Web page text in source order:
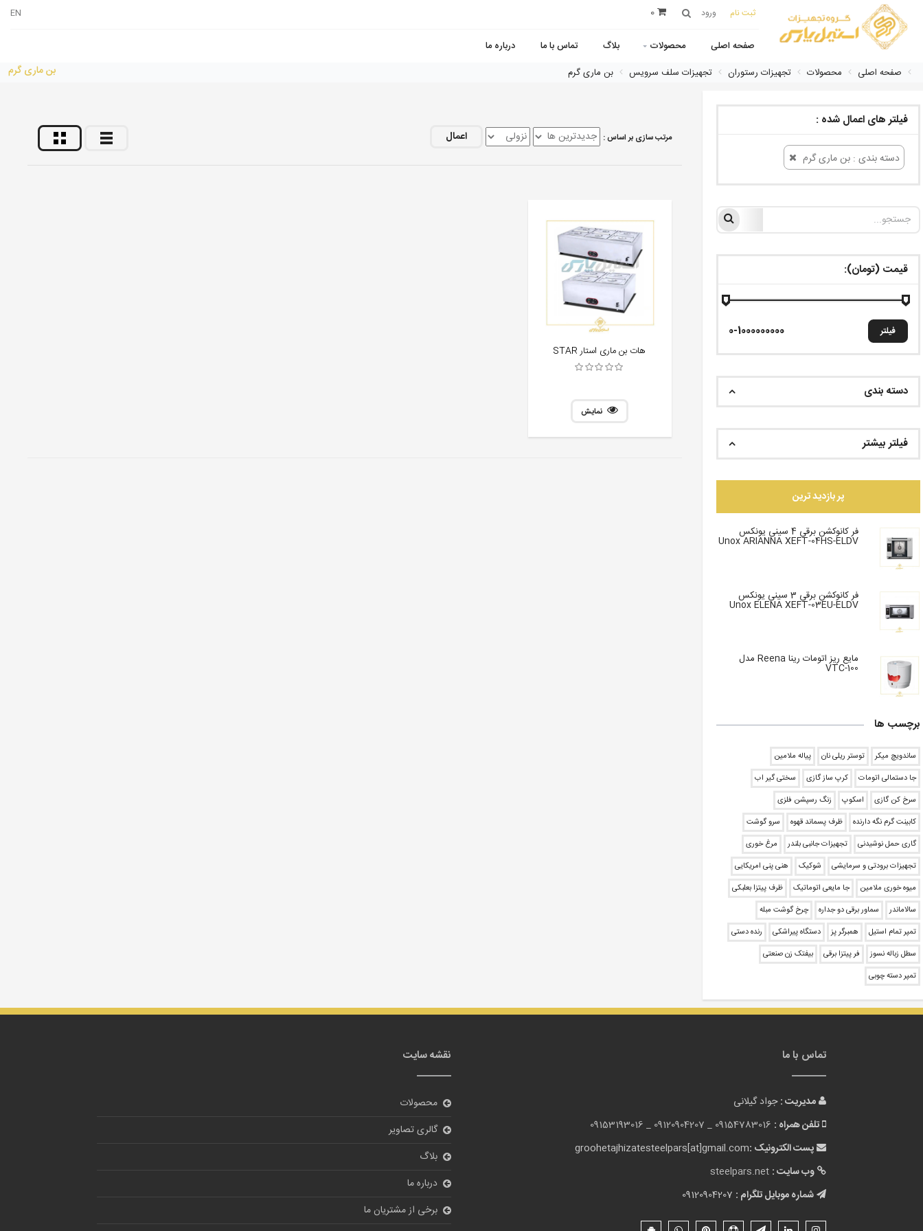
ثبت نام ورود 0
EN
صفحه اصلی محصولات بلاگ تماس با ما
درباره ما
صفحه اصلی
محصولات تجهیزات رستوران تجهیزات سلف سرویس بن ماری گرم بن ماری گرم
فیلتر های اعمال شده :
دسته بندی : بن ماری گرم
قیمت (تومان):
فیلتر
دسته بندی
فیلتر بیشتر
پر بازدید ترین
فر کانوکشن برقی 4 سینی یونکس
Unox ARIANNA XEFT-04HS-ELDV
فر کانوکشن برقی 3 سینی یونکس
Unox ELENA XEFT-03EU-ELDV
مایع ریز اتومات رینا Reena مدل
VTC-100
برچسب ها
ساندویچ میکر توستر ریلی نان
پیاله ملامین
جا دستمالی اتومات
کرپ ساز گازی
سختی گیر اب
سرخ کن گازی
اسکوپ
زنگ رسپشن فلزی
کابینت گرم نگه دارنده
ظرف پسماند قهوه
سرو گوشت
گاری حمل نوشیدنی
تجهیزات جانبی بلندر
مرغ خوری
تجهیزات برودتی و سرمایشی
شوکیک
هنی پنی امریکایی
میوه خوری ملامین
جا مایعی اتوماتیک
ظرف پیتزا بعلبکی
سالاماندر
سماور برقی دو جداره
چرخ گوشت مبله
تمپر تمام استیل
همبرگر پز دستگاه پیراشکی
رنده دستی
سطل زباله نسوز
فر پیتزا برقی
بیفتک زن صنعتی
تمپر دسته چوبی
مرتب سازی بر اساس : اعمال
هات بن ماری استار STAR
نمایش
تماس با ما
مدیریت :جواد گیلانی
تلفن همراه : 09154783016 _
09120904207 _
09153193016
پست الکترونیک :groohetajhizatesteelpars[at]gmail.com
وب سایت : steelpars.net
شماره موبایل تلگرام :
نقشه سایت
محصولات
گالری تصاویر
بلاگ
درباره ما
برخی از مشتریان ما